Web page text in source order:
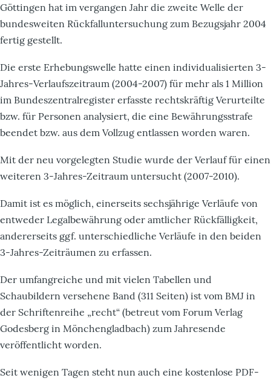
Göttingen hat im vergangen Jahr die zweite Welle der
bundesweiten Rückfalluntersuchung zum Bezugsjahr 2004
fertig gestellt.
Die erste Erhebungswelle hatte einen individualisierten 3-
Jahres-Verlaufszeitraum (2004-2007) für mehr als 1 Million
im Bundeszentralregister erfasste rechtskräftig Verurteilte
bzw. für Personen analysiert, die eine Bewährungsstrafe
beendet bzw. aus dem Vollzug entlassen worden waren.
Mit der neu vorgelegten Studie wurde der Verlauf für einen
weiteren 3-Jahres-Zeitraum untersucht (2007-2010).
Damit ist es möglich, einerseits sechsjährige Verläufe von
entweder Legalbewährung oder amtlicher Rückfälligkeit,
andererseits ggf. unterschiedliche Verläufe in den beiden
3-Jahres-Zeiträumen zu erfassen.
Der umfangreiche und mit vielen Tabellen und
Schaubildern versehene Band (311 Seiten) ist vom BMJ in
der Schriftenreihe „recht“ (betreut vom Forum Verlag
Godesberg in Mönchengladbach) zum Jahresende
veröffentlicht worden.
Seit wenigen Tagen steht nun auch eine kostenlose PDF-